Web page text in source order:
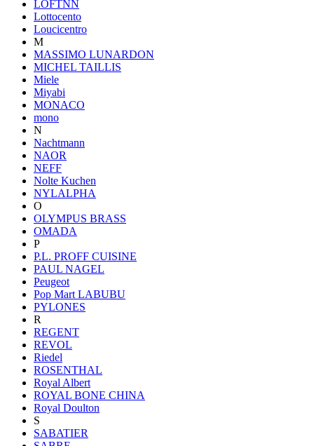
LOFTNN
Lottocento
Loucicentro
M
MASSIMO LUNARDON
MICHEL TAILLIS
Miele
Miyabi
MONACO
mono
N
Nachtmann
NAOR
NEFF
Nolte Kuchen
NYLALPHA
O
OLYMPUS BRASS
OMADA
P
P.L. PROFF CUISINE
PAUL NAGEL
Peugeot
Pop Mart LABUBU
PYLONES
R
REGENT
REVOL
Riedel
ROSENTHAL
Royal Albert
ROYAL BONE CHINA
Royal Doulton
S
SABATIER